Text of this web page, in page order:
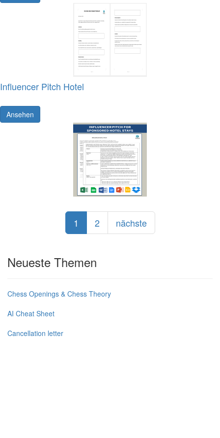
Influencer Pitch Hotel
Ansehen
1 2 nächste
Neueste Themen
Chess Openings & Chess Theory
AI Cheat Sheet
Cancellation letter